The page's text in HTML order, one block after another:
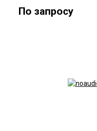
По запросу